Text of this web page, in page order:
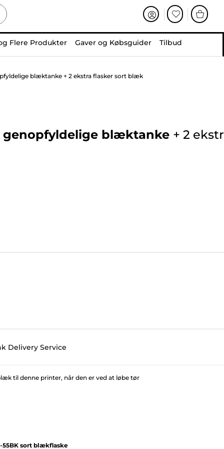
Flere Produkter Gaver og Købsguider Tilbud
blæktanke + 2 ekstra flasker sort blæk
genopfyldelige blæktanke + 2
Delivery Service
til denne printer, når den er ved at løbe tør
55BK sort blækflaske